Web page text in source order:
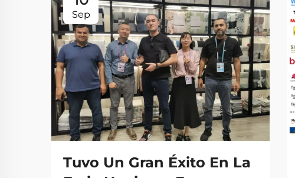
Sep
Tuvo Un Gran Éxito En La